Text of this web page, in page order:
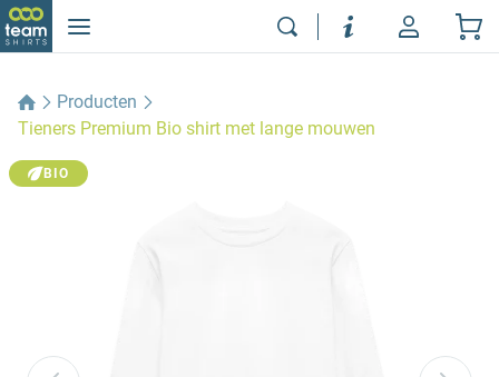
Producten
Tieners Premium Bio shirt met lange mouwen
BIO